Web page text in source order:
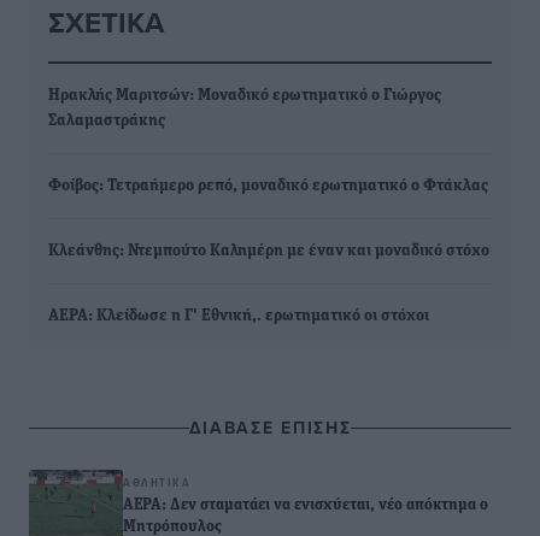
ΣΧΕΤΙΚΆ
Ηρακλής Μαριτσών: Μοναδικό ερωτηματικό ο Γιώργος
Σαλαμαστράκης
Φοίβος: Τετραήμερο ρεπό, μοναδικό ερωτηματικό ο Φτάκλας
Κλεάνθης: Ντεμπούτο Καλημέρη με έναν και μοναδικό στόχο
ΑΕΡΑ: Κλείδωσε η Γ' Εθνική,. ερωτηματικό οι στόχοι
ΔΙΑΒΑΣΕ ΕΠΙΣΗΣ
ΑΘΛΗΤΙΚΆ
ΑΕΡΑ: Δεν σταματάει να ενισχύεται, νέο απόκτημα ο
Μητρόπουλος